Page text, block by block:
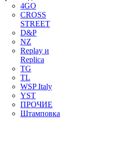
4GO
CROSS
STREET
D&P
NZ
Replay и
Replica
TG
TL
WSP Italy
YST
ПРОЧИЕ
Штамповка